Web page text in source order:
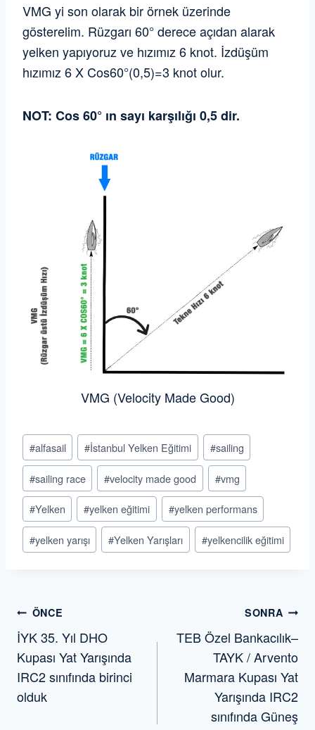
VMG yi son olarak bir örnek üzerinde
gösterelim. Rüzgarı 60° derece açıdan alarak
yelken yapıyoruz ve hızımız 6 knot. İzdüşüm
hızımız 6 X Cos60°(0,5)=3 knot olur.
NOT: Cos 60° ın sayı karşılığı 0,5 dir.
VMG (Velocity Made Good)
Post
Tags:
#alfasail #İstanbul Yelken Eğitimi #sailing
#sailing race #velocity made good #vmg
#Yelken #yelken eğitimi #yelken performans
#yelken yarışı #Yelken Yarışları #yelkencilik eğitimi
Yazı
gezinmesi
ÖNCE
İYK 35. Yıl DHO
Kupası Yat Yarışında
IRC2 sınıfında birinci
olduk
SONRA
TEB Özel Bankacılık–
TAYK / Arvento
Marmara Kupası Yat
Yarışında IRC2
sınıfında Güneş